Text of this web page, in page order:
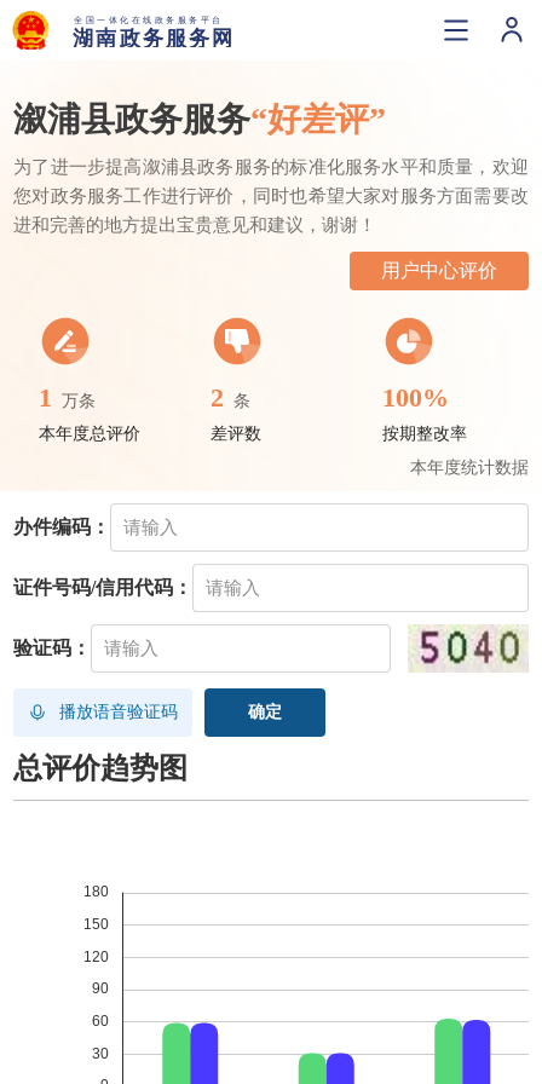
溆浦县政务服务“好差评”
为了进一步提高溆浦县政务服务的标准化服务水平和质量，欢迎
您对政务服务工作进行评价，同时也希望大家对服务方面需要改
进和完善的地方提出宝贵意见和建议，谢谢！
用户中心评价
1
万条
本年度总评价
2 条
差评数
100%
按期整改率
本年度统计数据
办件编码：
证件号码/信用代码：
验证码：
播放语音验证码
总评价趋势图